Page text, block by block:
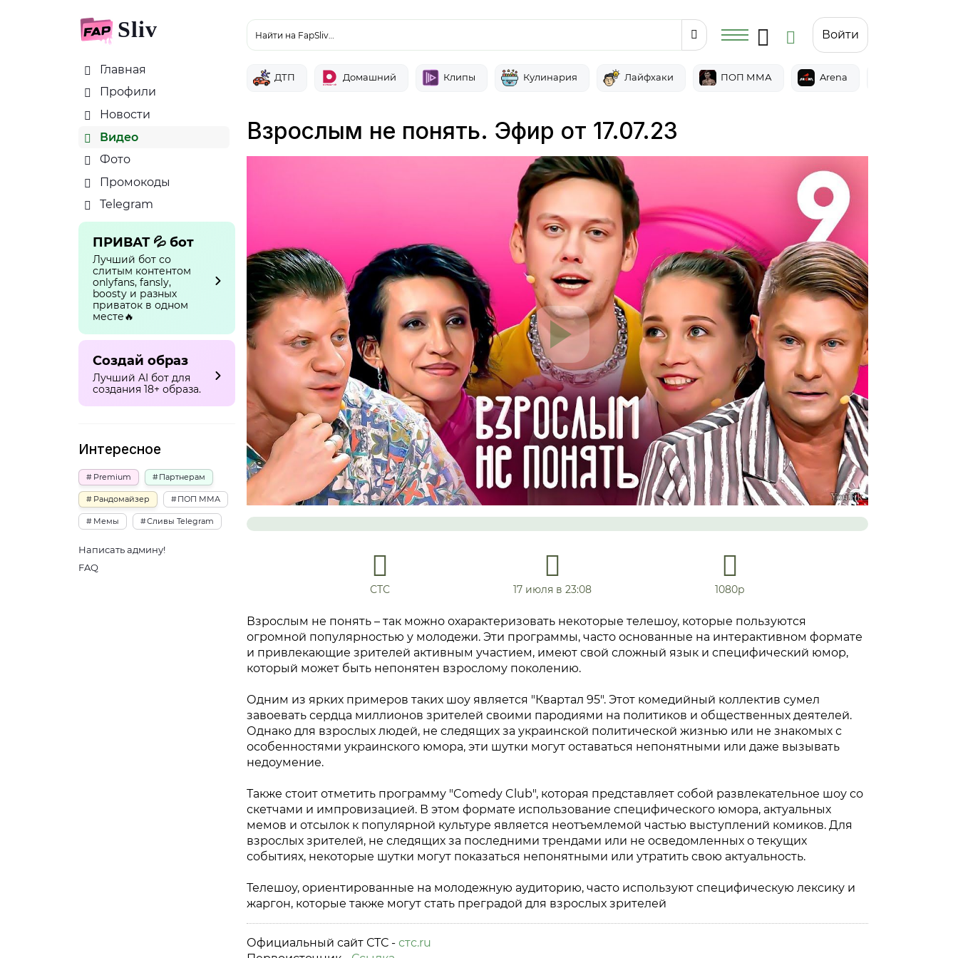
Sliv
Главная
Профили
Новости
Видео
Фото
Промокоды
Telegram
ПРИВАТ 💦 бот
Лучший бот со
слитым контентом
onlyfans, fansly,
boosty и разных
приваток в одном
месте🔥
Создай образ
Лучший AI бот для
создания 18+ образа.
Интересное
Premium Партнерам
Рандомайзер ПОП ММА
Мемы Сливы Telegram
Написать админу!
FAQ
Найти на FapSliv… Войти
ДТП Домашний Клипы Кулинария Лайфхаки ПОП ММА Arena
Взрослым не понять. Эфир от 17.07.23
СТС 17 июля в 23:08 1080р
Взрослым не понять – так можно охарактеризовать некоторые телешоу, которые пользуются
огромной популярностью у молодежи. Эти программы, часто основанные на интерактивном формате
и привлекающие зрителей активным участием, имеют свой сложный язык и специфический юмор,
который может быть непонятен взрослому поколению.
Одним из ярких примеров таких шоу является "Квартал 95". Этот комедийный коллектив сумел
завоевать сердца миллионов зрителей своими пародиями на политиков и общественных деятелей.
Однако для взрослых людей, не следящих за украинской политической жизнью или не знакомых с
особенностями украинского юмора, эти шутки могут оставаться непонятными или даже вызывать
недоумение.
Также стоит отметить программу "Comedy Club", которая представляет собой развлекательное шоу со
скетчами и импровизацией. В этом формате использование специфического юмора, актуальных
мемов и отсылок к популярной культуре является неотъемлемой частью выступлений комиков. Для
взрослых зрителей, не следящих за последними трендами или не осведомленных о текущих
событиях, некоторые шутки могут показаться непонятными или утратить свою актуальность.
Телешоу, ориентированные на молодежную аудиторию, часто используют специфическую лексику и
жаргон, которые также могут стать преградой для взрослых зрителей
Официальный сайт СТС - стс.ru